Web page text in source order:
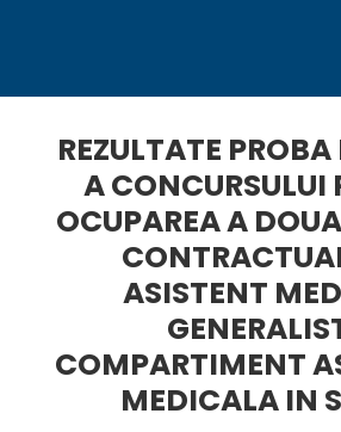
REZULTATE
A CONCURSULUI
OCUPAREA A
ASISTENT
COMPARTIMENT
MEDICALA IN